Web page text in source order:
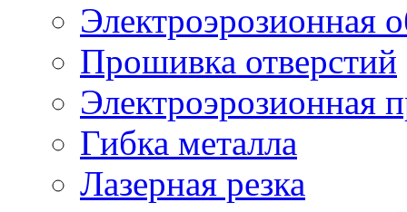
Электроэрозионная
Прошивка отверстий
Электроэрозионная
Гибка металла
Лазерная резка